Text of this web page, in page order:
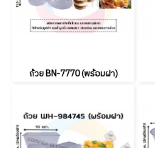
ถ้วย BN-7770 (พร้อมฝา)